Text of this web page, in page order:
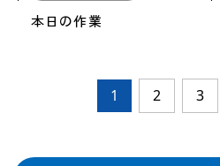
本日の作業
1 2 3